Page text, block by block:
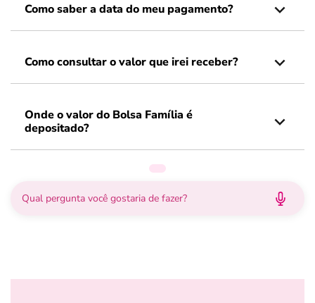
Como saber a data do meu pagamento?
Como consultar o valor que irei receber?
Onde o valor do Bolsa Família é
depositado?